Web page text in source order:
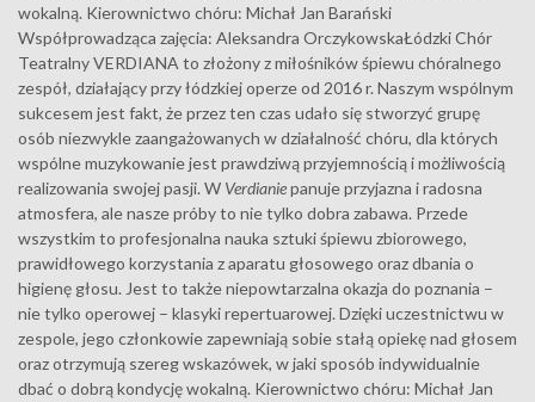
wokalną. Kierownictwo chóru: Michał Jan Barański
Współprowadząca zajęcia: Aleksandra OrczykowskaŁódzki Chór
Teatralny VERDIANA to złożony z miłośników śpiewu chóralnego
zespół, działający przy łódzkiej operze od 2016 r. Naszym wspólnym
sukcesem jest fakt, że przez ten czas udało się stworzyć grupę
osób niezwykle zaangażowanych w działalność chóru, dla których
wspólne muzykowanie jest prawdziwą przyjemnością i możliwością
realizowania swojej pasji. W Verdianiepanuje przyjazna i radosna
atmosfera, ale nasze próby to nie tylko dobra zabawa. Przede
wszystkim to profesjonalna nauka sztuki śpiewu zbiorowego,
prawidłowego korzystania z aparatu głosowego oraz dbania o
higienę głosu. Jest to także niepowtarzalna okazja do poznania –
nie tylko operowej – klasyki repertuarowej. Dzięki uczestnictwu w
zespole, jego członkowie zapewniają sobie stałą opiekę nad głosem
oraz otrzymują szereg wskazówek, w jaki sposób indywidualnie
dbać o dobrą kondycję wokalną. Kierownictwo chóru: Michał Jan